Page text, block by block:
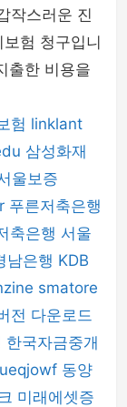
작스러운 진
험 청구입니
출한 비용을
험 linklant
삼성화재
울보증
푸른저축은행
축은행 서울
남은행 KDB
smatore
전 다운로드
한국자금중개
동양
미래에셋증